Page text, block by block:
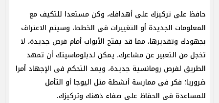
حافظ على تركيزك على أهدافك، وكن مستعدا للتكيف مع
المعلومات الجديدة أو التغييرات فى الخطط، وسيتم الاعتراف
بجهودك وتقديرها، مما قد يفتح الأبواب أمام فرص جديدة، لا
تخجل من التعبير عن مشاعرك، يمكن لدبلوماسيتك أن تمهد
الطريق لفرص رومانسية جديدة، ويعد التحكم فى الإجهاد أمرا
ضروريا؛ فكر فى ممارسة أنشطة مثل اليوجا أو التأمل
للمساعدة فى الحفاظ على صفاء ذهنك وتركيزك.